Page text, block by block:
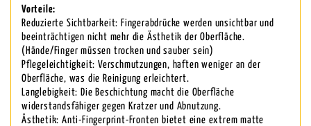
Vorteile:
Reduzierte Sichtbarkeit: Fingerabdrücke werden unsichtbar und
beeinträchtigen nicht mehr die Ästhetik der Oberfläche.
(Hände/Finger müssen trocken und sauber sein)
Pflegeleichtigkeit: Verschmutzungen, haften weniger an der
Oberfläche, was die Reinigung erleichtert.
Langlebigkeit: Die Beschichtung macht die Oberfläche
widerstandsfähiger gegen Kratzer und Abnutzung.
Ästhetik: Anti-Fingerprint-Fronten bietet eine extrem matte